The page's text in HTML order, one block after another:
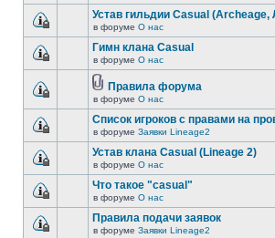
Устав гильдии Casual (Archeage,
в форуме О нас
Гимн клана Casual
в форуме О нас
Правила форума
в форуме О нас
Список игроков с правами на
в форуме Заявки Lineage2
Устав клана Casual (Lineage 2)
в форуме О нас
Что такое "casual"
в форуме О нас
Правила подачи заявок
в форуме Заявки Lineage2